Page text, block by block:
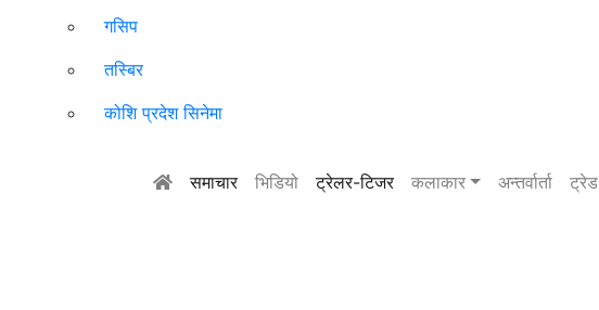
गसिप
तस्बिर
कोशि प्रदेश सिनेमा
समाचार भिडियो ट्रेलर-टिजर कलाकार अन्तर्वार्ता ट्रेड